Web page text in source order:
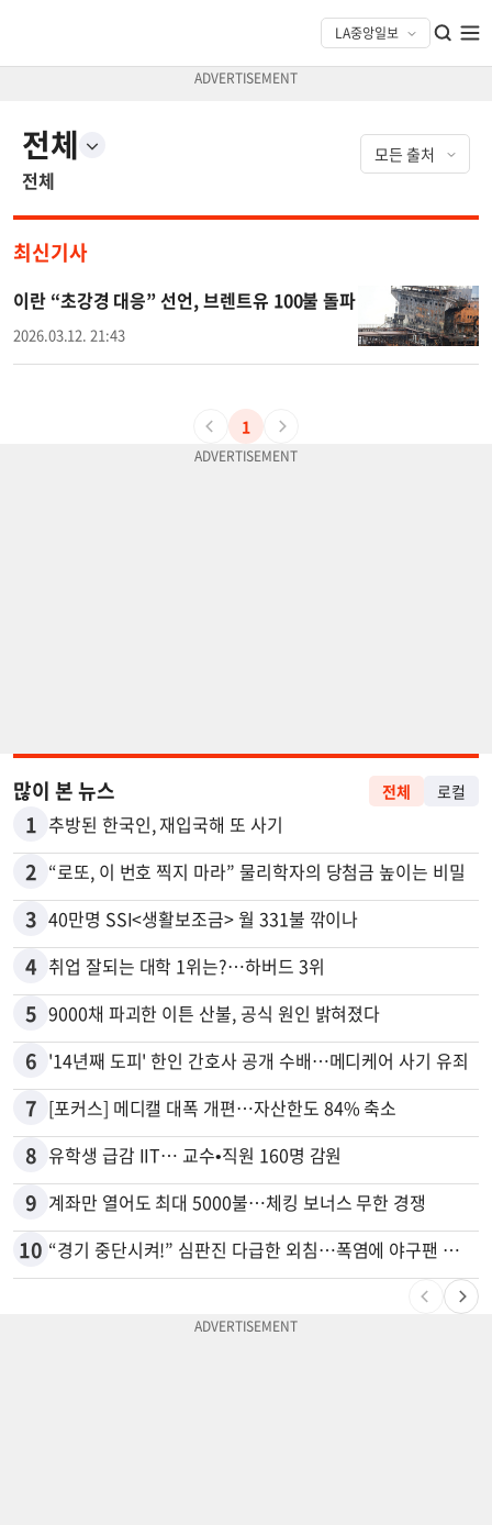
전체
전체
최신기사
이란 “초강경 대응” 선언, 브렌트유 100불 돌파
2026.03.12. 21:43
1
많이 본 뉴스 전체 로컬
1 추방된 한국인, 재입국해 또 사기
2 “로또, 이 번호 찍지 마라” 물리학자의 당첨금 높이는 비밀
3 40만명 SSI<생활보조금> 월 331불 깎이나
4 취업 잘되는 대학 1위는?…하버드 3위
5 9000채 파괴한 이튼 산불, 공식 원인 밝혀졌다
6 '14년째 도피' 한인 간호사 공개 수배…메디케어 사기 유죄
7 [포커스] 메디캘 대폭 개편…자산한도 84% 축소
8 유학생 급감 IIT… 교수•직원 160명 감원
9 계좌만 열어도 최대 5000불…체킹 보너스 무한 경쟁
10 “경기 중단시켜!” 심판진 다급한 외침…폭염에 야구팬 쓰러졌다